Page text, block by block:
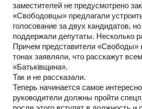
заместителей не предусмотрено
«Свободовцы» предлагали
голосование за двух кандидатов,
поддержали депутаты. Несколько
Причем представители
тонах заявляли, что расскажут
«Батьківщина».
Так и не рассказали.
Теперь начинается самое
руководители должны пройти